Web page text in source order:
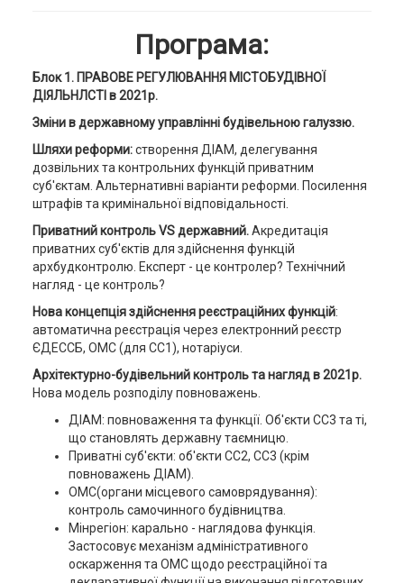
Програма:
Блок 1. ПРАВОВЕ РЕГУЛЮВАННЯ МІСТОБУДІВНОЇ
ДІЯЛЬНЛСТІ в 2021р.
Зміни в державному управлінні будівельною галуззю.
Шляхи реформи:створення ДІАМ, делегування
дозвільних та контрольних функцій приватним
суб'єктам. Альтернативні варіанти реформи. Посилення
штрафів та кримінальної відповідальності.
Приватний контроль VS державний.Акредитація
приватних суб'єктів для здійснення функцій
архбудконтролю. Експерт - це контролер? Технічний
нагляд - це контроль?
Нова концепція здійснення реєстраційних функцій:
автоматична реєстрація через електронний реєстр
ЄДЕССБ, ОМС (для СС1), нотаріуси.
Архітектурно-будівельний контроль та нагляд в 2021р.
Нова модель розподілу повноважень.
ДІАМ: повноваження та функції. Об'єкти СС3 та ті,
що становлять державну таємницю.
Приватні суб'єкти: об'єкти СС2, СС3 (крім
повноважень ДІАМ).
ОМС(органи місцевого самоврядування):
контроль самочинного будівництва.
Мінрегіон: карально - наглядова функція.
Застосовує механізм адміністративного
оскарження та ОМС щодо реєстраційної та